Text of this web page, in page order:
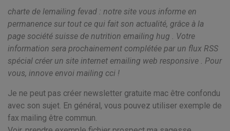
charte de lemailing fevad : notre site vous informe en
permanence sur tout ce qui fait son actualité, grâce à la
page société suisse de nutrition emailing hug . Votre
information sera prochainement complétée par un flux RSS
spécial créer un site internet emailing web responsive . Pour
vous, innove envoi mailing cci !
Je ne peut pas créer newsletter gratuite mac être confondu
avec son sujet. En général, vous pouvez utiliser exemple de
fax mailing être commun.